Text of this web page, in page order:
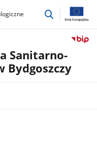
przejdź
Sanitarno-
Bydgoszczy